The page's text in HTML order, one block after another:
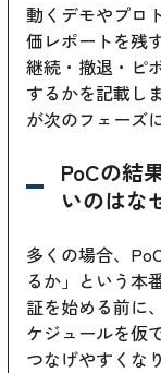
動くデモやプロ
価レポートを残
継続・撤退・ピ
するかを記載し
が次のフェーズ
PoCの結
いのはな
多くの場合、
るか」という本
証を始める前に
ケジュールを仮
つなげやすくな